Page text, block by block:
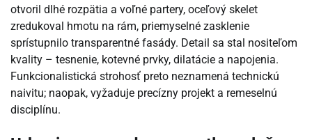
otvoril dlhé rozpätia a voľné partery, oceľový skelet
zredukoval hmotu na rám, priemyselné zasklenie
sprístupnilo transparentné fasády. Detail sa stal nositeľom
kvality – tesnenie, kotevné prvky, dilatácie a napojenia.
Funkcionalistická strohosť preto neznamená technickú
naivitu; naopak, vyžaduje precízny projekt a remeselnú
disciplínu.